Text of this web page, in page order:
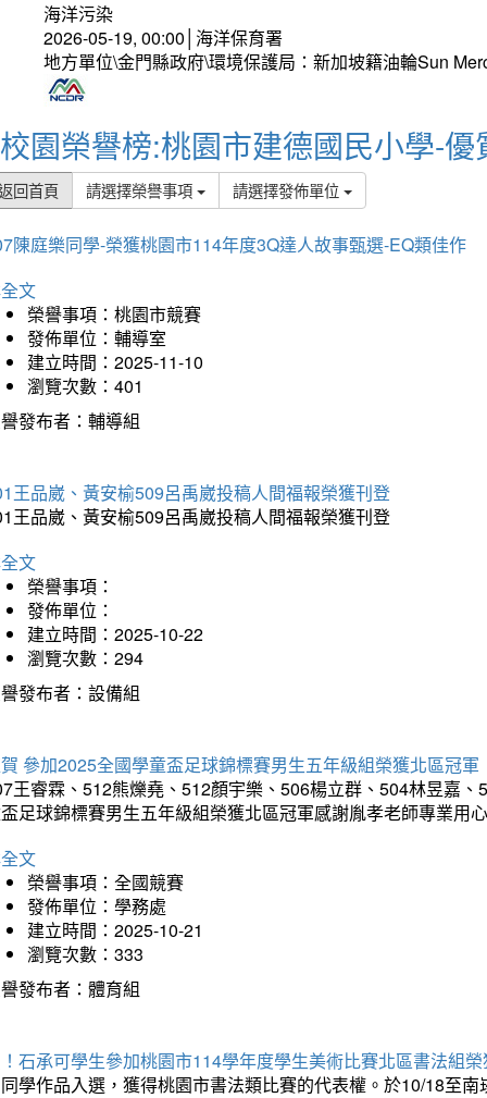
海洋污染
2026-05-19, 00:00│海洋保育署
地方單位\金門縣政府\環境保護局：新加坡籍油輪Sun
校園榮譽榜:桃園市建德國民小學-優
回首頁 請選擇榮譽事項 請選擇發佈單位
陳庭樂同學-榮獲桃園市114年度3Q達人故事甄選-EQ類佳作
文
榮譽事項：桃園市競賽
發佈單位：輔導室
建立時間：2025-11-10
瀏覽次數：401
發布者：輔導組
王品崴、黃安榆509呂禹崴投稿人間福報榮獲刊登
王品崴、黃安榆509呂禹崴投稿人間福報榮獲刊登
文
榮譽事項：
發佈單位：
建立時間：2025-10-22
瀏覽次數：294
發布者：設備組
參加2025全國學童盃足球錦標賽男生五年級組榮獲北區冠軍
王睿霖、512熊爍堯、512顏宇樂、506楊立群、504林昱嘉
足球錦標賽男生五年級組榮獲北區冠軍感謝胤孝老師專業用
文
榮譽事項：全國競賽
發佈單位：學務處
建立時間：2025-10-21
瀏覽次數：333
發布者：體育組
石承可學生參加桃園市114學年度學生美術比賽北區書法組
學作品入選，獲得桃園市書法類比賽的代表權。於10/18至